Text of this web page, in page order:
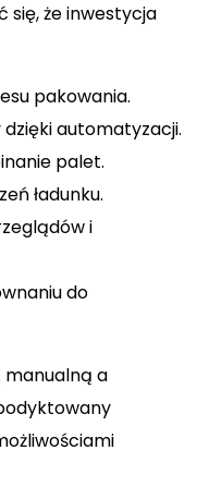
się, że inwestycja
pakowania.
automatyzacji.
palet.
ładunku.
i
do
a